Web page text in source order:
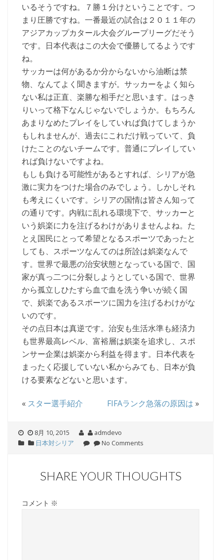
いるそうですね。７勝１分けということです。つ
まり圧勝ですね。一番最近の試合は２０１１年の
アジアカップカタール大会グループリーグだそう
です。日本代表はこの大会で優勝してるようです
ね。
サッカーは何があるか分からないから油断は禁
物、なんてよく聞きますが。サッカーをよく知ら
ない私は正直、楽勝な相手だと思います。はっき
りいって格下なんじゃないでしょうか。もちろん
あまりなめたプレイをしていれば負けてしまうか
もしれませんが、過去にこれだけ戦っていて、負
けたことのないチームです。普通にプレイしてい
れば負けないですよね。
もしも負ける可能性があるとすれば、シリアが急
激に実力をつけた場合のみでしょう。しかしそれ
も考えにくいです。シリアの国情は皆さん知って
の通りです。内戦に乱れる環境下で、サッカーと
いう娯楽に力を注げるわけがありませんよね。た
とえ国民にとって希望となるスポーツであったと
しても、スポーツなんてのは所詮は娯楽なんで
す。世界で最悪の治安状態となっている国で、国
家が真っ二つに分裂しようとしている国で、世界
から孤立しひたすら血で血を洗う争いが続く国
で、娯楽であるスポーツに国力を注げるわけがな
いのです。
その点日本は真逆です。治安も生活水準も経済力
も世界最高レベル、富裕層は娯楽を追求し、スポ
ンサー企業は娯楽から利益を得ます。日本代表を
まったく応援していない私からみても、日本が負
ける要素などないと思います。
« スター選手紹介 FIFAランク急落の原因は »
8月 10, 2015
admdevo
日本対シリア
No Comments
SHARE YOUR THOUGHTS
コメント ※